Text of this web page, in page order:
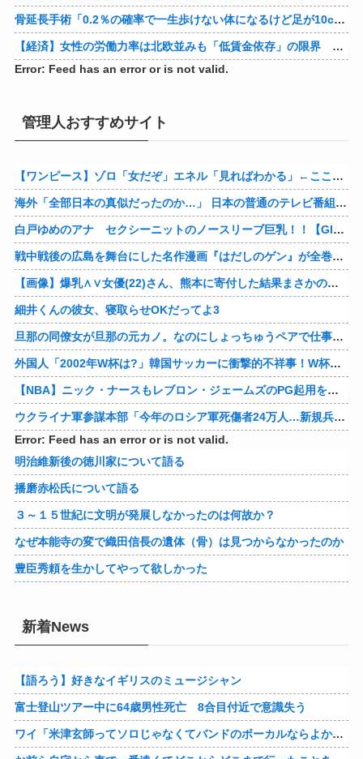
骨延長手術「0.2％の確率で一生歩けない体になるけど足が10cm伸びます」←コスパ良すぎるだろ
【経済】女性の労働力率は北欧並みも「低賃金依存」の限界 団塊世代の完全引退で、企業が迫られる“最後の選択”
Error: Feed has an error or is not valid.
管理人おすすめサイト
【ワンピース】ゾロ「女だぞ」エネル「見ればわかる」←ここ好きすぎるｗｗｗｗｗｗｗｗｗｗｗｗｗ
海外「全部日本の真似だったのか…」 日本の普通のテレビ番組が最新SNSの数十年先を行っていたと話題に
白戸ゆめのアナ セクシーニットのノースリーブ巨乳！！【GIF動画あり】
戦中戦後の広島を舞台にした名作漫画『はだしのゲン』が全巻50％オフで買える激安セール開催！！このチャンスを見逃すな！！
【画像】爆乳∧∨女優(22)さん、熊本に寄付した結果まさかの事態に・・・・・・
細井くんの彼女、寝取らせOKだってよ3
旦那の同僚女が旦那の元カノ。なのにしょっちゅうペアで仕事してて遅くまで残業したり二人で出張に行ったり。なんで「今度の出張は一人で行く」って嘘つくのかな
外国人「2002年W杯は?」韓国サッカーに衝撃的不祥事！W杯予選でレフリーへの性的接待発覚！海外騒然！【海外の反応】
【NBA】ニック・ナースもレブロン・ジェームズのPG起用を示唆か
ウクライナ軍参謀本部「今年のロシア軍死傷者24万人…新規兵力の募集規模を上回る」！
Error: Feed has an error or is not valid.
明治維新後の徳川家について語る
播磨赤松氏について語る
３～１５世紀に文明が発展しなかったのは何故か？
なぜ本能寺の変で織田信長の遺体（骨）は見つからなかったのか
豊臣秀頼を生かしてやって欲しかった
新着News
【語ろう】好きなイギリスのミュージシャン
富士登山ツアー中に64歳男性死亡 8合目付近で意識失う
ワイ「米津玄師ってソロじゃなくてバンドのボーカルならよかったよね」